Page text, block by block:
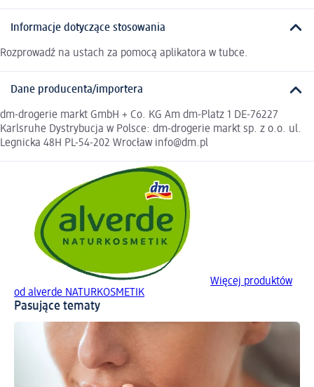
Informacje dotyczące stosowania
Rozprowadź na ustach za pomocą aplikatora w tubce.
Dane producenta/importera
dm-drogerie markt GmbH + Co. KG Am dm-Platz 1 DE-76227
Karlsruhe Dystrybucja w Polsce: dm-drogerie markt sp. z o.o. ul.
Legnicka 48H PL-54-202 Wrocław info@dm.pl
Więcej produktów
od alverde NATURKOSMETIK
Pasujące tematy